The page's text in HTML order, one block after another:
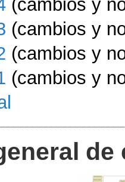
(cambios y
(cambios y
(cambios y
(cambios y
de